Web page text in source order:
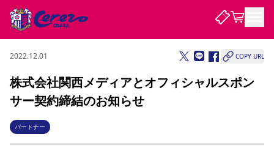
試合・チーム
試合について
試合日程 / 結果
チームについて
観戦する
チケット
クラブを知る
2022.12.01 COPY URL
株式会社関西メディアとオフィシャルスポン
サー契約締結のお知らせ
パートナー